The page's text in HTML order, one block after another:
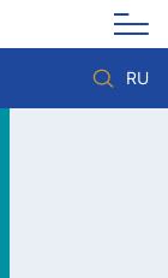
RU